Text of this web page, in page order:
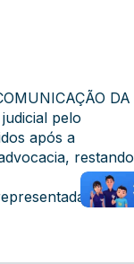
DA
pelo
após a
restando
a